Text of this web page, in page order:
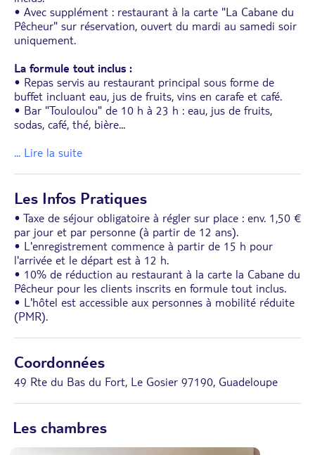
• Avec supplément : restaurant à la carte "La Cabane du
Pêcheur" sur réservation, ouvert du mardi au samedi soir
uniquement.
La formule tout inclus :
• Repas servis au restaurant principal sous forme de
buffet incluant eau, jus de fruits, vins en carafe et café.
• Bar "Touloulou" de 10 h à 23 h : eau, jus de fruits,
sodas, café, thé, bière...
... Lire la suite
Les Infos Pratiques
• Taxe de séjour obligatoire à régler sur place : env. 1,50 €
par jour et par personne (à partir de 12 ans).
• L'enregistrement commence à partir de 15 h pour
l'arrivée et le départ est à 12 h.
• 10% de réduction au restaurant à la carte la Cabane du
Pêcheur pour les clients inscrits en formule tout inclus.
• L'hôtel est accessible aux personnes à mobilité réduite
(PMR).
Coordonnées
49 Rte du Bas du Fort, Le Gosier 97190, Guadeloupe
Les chambres